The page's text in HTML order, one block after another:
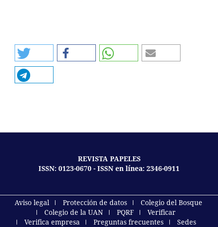
REVISTA PAPELES
ISSN: 0123-0670 - ISSN en línea: 2346-0911
Aviso legal Protección de datos
Colegio del Bosque
Colegio de la UAN
PQRF
Verificar
Verifica empresa
Preguntas frecuentes Sedes